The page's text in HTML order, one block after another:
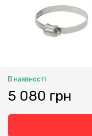
В наявності
5 080 грн